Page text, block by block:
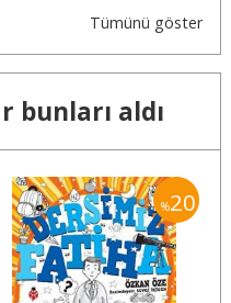
Tümünü göster
bunları aldı
%20